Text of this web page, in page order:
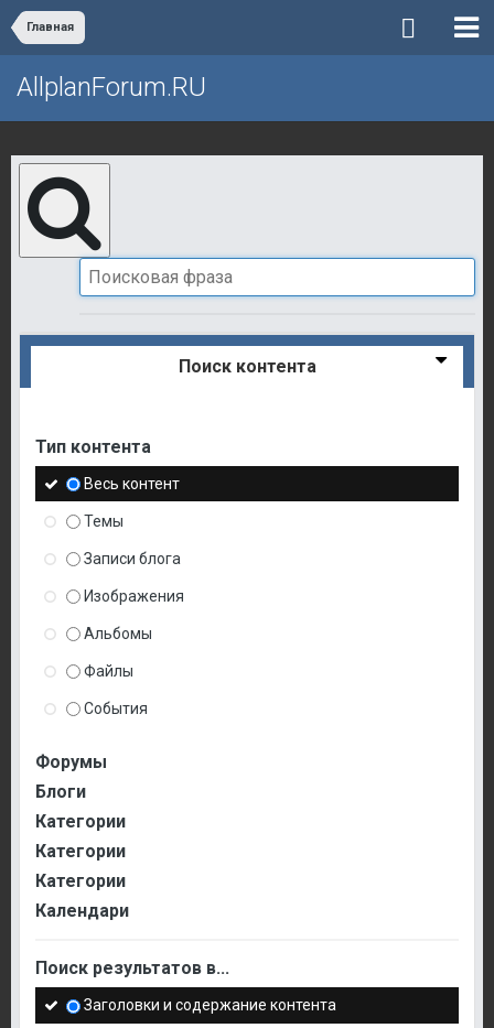
Главная
AllplanForum.RU
Поиск контента
Тип контента
Весь контент
Темы
Записи блога
Изображения
Альбомы
Файлы
События
Форумы
Блоги
Категории
Категории
Категории
Календари
Поиск результатов в...
Заголовки и содержание контента